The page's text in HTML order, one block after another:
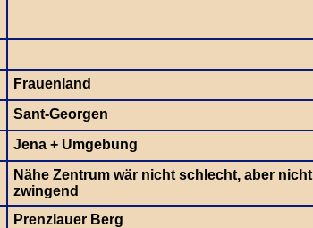
Frauenland
Sant-Georgen
Jena + Umgebung
Nähe Zentrum wär nicht schlecht, aber nicht
zwingend
Prenzlauer Berg